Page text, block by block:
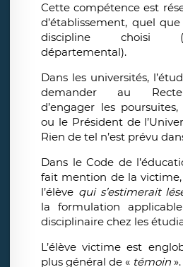
Cette compétence est
d’établissement, quel
discipline choisi
départemental).
Dans les universités,
demander au
d’engager les poursuites,
ou le Président de
Rien de tel n’est prévu
Dans le Code de
fait mention de la victime,
l’élève qui s’estimerait
la formulation
disciplinaire chez les
L’élève victime est
plus général de « témoin ».